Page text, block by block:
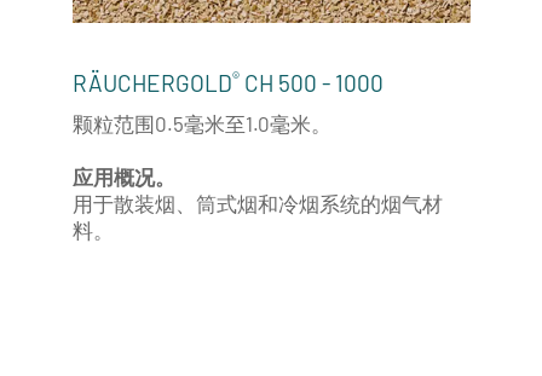
RÄUCHERGOLD®CH 500 - 1000
颗粒范围0.5毫米至1.0毫米。
应用概况。
用于散装烟、筒式烟和冷烟系统的烟气材
料。